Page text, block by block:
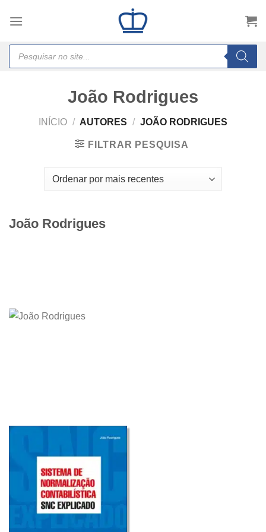
Products
search
João Rodrigues
INÍCIO / AUTORES / JOÃO RODRIGUES
FILTRAR PESQUISA
João Rodrigues